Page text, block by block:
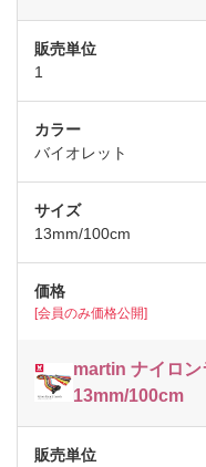
1
バイオレット
13mm/100cm
[会員のみ価格公開]
martin ナイロン
13mm/100cm